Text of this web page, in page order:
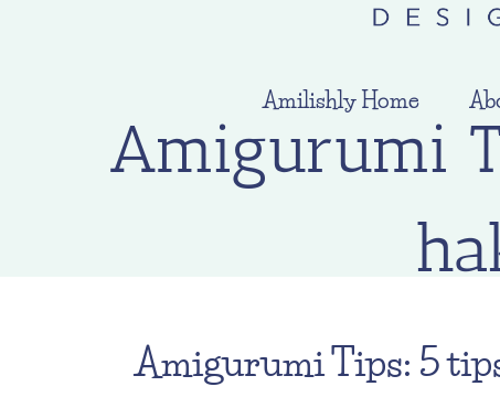
Amilishly Home
Amigurumi
Amigurumi Tips: 5